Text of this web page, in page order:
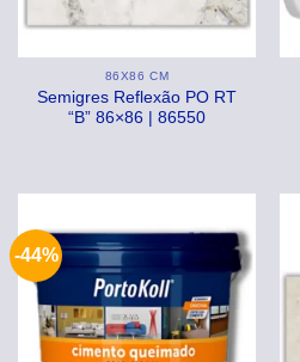
86X86 CM
Semigres Reflexão PO RT
“B” 86×86 | 86550
-44%